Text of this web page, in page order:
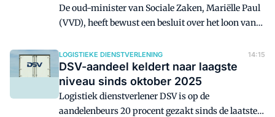
De oud-minister van Sociale Zaken, Mariëlle Paul
(VVD), heeft bewust een besluit over het loon van
Kamerverkiezingen. Het besluit ging over
werkgevers die een kwart van het minimumloon
van arbeidsmigranten konden inhouden, in ruil
voor het aanbieden van huisvesting.
LOGISTIEKE DIENSTVERLENING 14:15
DSV-aandeel keldert naar laagste
niveau sinds oktober 2025
Logistiek dienstverlener DSV is op de
aandelenbeurs 20 procent gezakt sinds de laatste